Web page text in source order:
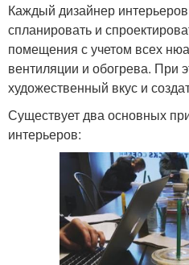
Каждый дизайнер
спланировать и
помещения с учетом всех
вентиляции и обогрева. При
художественный вкус и
Существует два основных
интерьеров: